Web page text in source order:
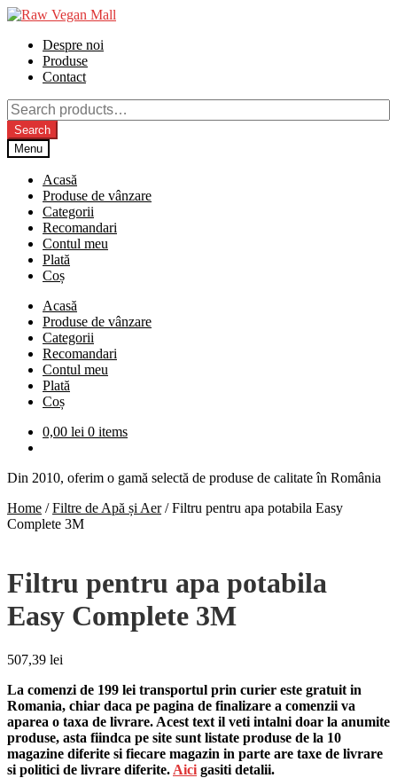
Skip
navigation
Skip
contentDespre noi
Produse
Contact
Search
for:
Search
Menu
Acasă
Produse de vânzare
Categorii
Recomandari
Contul meu
Plată
Coș
Acasă
Produse de vânzare
Categorii
Recomandari
Contul meu
Plată
Coș
0,00 lei 0 items
Din 2010, oferim o gamă selectă de produse de calitate în România
Home /Filtre de Apă și Aer/Filtru pentru apa potabila Easy
Complete 3M
Filtru pentru apa potabila
Easy Complete 3M
507,39 lei
La comenzi de 199 lei transportul prin curier este gratuit in
Romania, chiar daca pe pagina de finalizare a comenzii va
aparea o taxa de livrare. Acest text il veti intalni doar la anumite
produse, asta fiindca pe site sunt listate produse de la 10
magazine diferite si fiecare magazin in parte are taxe de livrare
si politici de livrare diferite. Aici gasiti detalii.